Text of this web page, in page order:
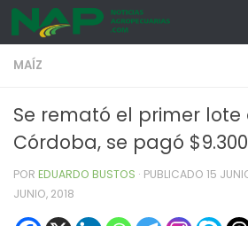
Skip to content
MAÍZ
Se remató el primer lote
Córdoba, se pagó
POR EDUARDO BUSTOS · PUBLICADO 15
JUNIO, 2018